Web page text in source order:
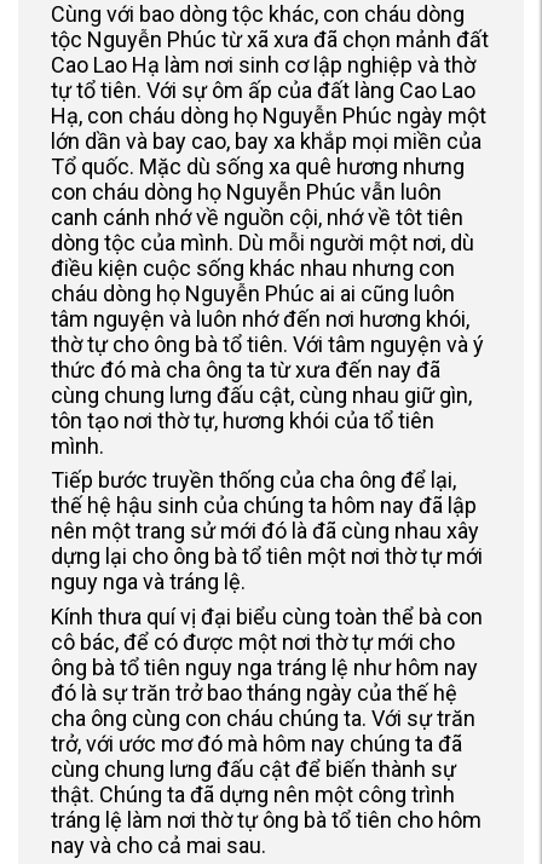
Cùng với bao dòng tộc khác, con cháu dòng
tộc Nguyễn Phúc từ xã xưa đã chọn mảnh đất
Cao Lao Hạ làm nơi sinh cơ lập nghiệp và thờ
tự tổ tiên. Với sự ôm ấp của đất làng Cao Lao
Hạ, con cháu dòng họ Nguyễn Phúc ngày một
lớn dần và bay cao, bay xa khắp mọi miền của
Tổ quốc. Mặc dù sống xa quê hương nhưng
con cháu dòng họ Nguyễn Phúc vẫn luôn
canh cánh nhớ về nguồn cội, nhớ về tôt tiên
dòng tộc của mình. Dù mỗi người một nơi, dù
điều kiện cuộc sống khác nhau nhưng con
cháu dòng họ Nguyễn Phúc ai ai cũng luôn
tâm nguyện và luôn nhớ đến nơi hương khói,
thờ tự cho ông bà tổ tiên. Với tâm nguyện và ý
thức đó mà cha ông ta từ xưa đến nay đã
cùng chung lưng đấu cật, cùng nhau giữ gìn,
tôn tạo nơi thờ tự, hương khói của tổ tiên
mình.
Tiếp bước truyền thống của cha ông để lại,
thế hệ hậu sinh của chúng ta hôm nay đã lập
nên một trang sử mới đó là đã cùng nhau xây
dựng lại cho ông bà tổ tiên một nơi thờ tự mới
nguy nga và tráng lệ.
Kính thưa quí vị đại biểu cùng toàn thể bà con
cô bác, để có được một nơi thờ tự mới cho
ông bà tổ tiên nguy nga tráng lệ như hôm nay
đó là sự trăn trở bao tháng ngày của thế hệ
cha ông cùng con cháu chúng ta. Với sự trăn
trở, với ước mơ đó mà hôm nay chúng ta đã
cùng chung lưng đấu cật để biến thành sự
thật. Chúng ta đã dựng nên một công trình
tráng lệ làm nơi thờ tự ông bà tổ tiên cho hôm
nay và cho cả mai sau.